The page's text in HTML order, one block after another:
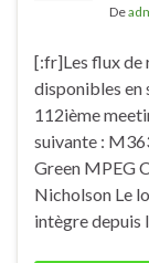
De
[:fr]Les flux de
disponibles en
112ième
suivante :
Green MPEG
Nicholson Le
intègre depuis